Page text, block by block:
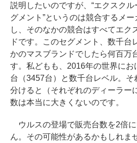
説明したいのですが、“エクスク
グメント”というのは競合するメ
し、そのなかの競合はすべてエク
ドです。このセグメント、数千台
かのマスブランドでしたら何百万
す。私どもも、2016年の世界に
台（3457台）と数千台レベル。
分けると（それぞれのディーラー
数は本当に大きくないのです。
ウルスの登場で販売台数を2倍
ん。その可能性があるかもしれま